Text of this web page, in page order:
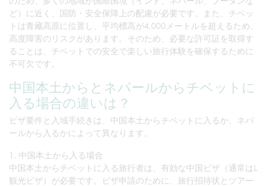
ど）に近く、国防・安全保障上の配慮が必要です。また、チベッ
トは青藏高原に位置し、平均標高が4,000メートルを超えるため、
高度障害のリスクがあります。そのため、必要な許可証を取得す
ることは、チベットでの安全で楽しい旅行体験を確保するために
不可欠です。
中国本土からとネパールからチベットに
入る場合の違いは？
ビザ要件と入域手続きは、中国本土からチベットに入るか、ネパ
ールから入るかによって異なります。
1. 中国本土から入る場合
中国本土からチベットに入る旅行者は、有効な中国ビザ（通常はL
観光ビザ）が必要です。ビザ申請のために、旅行招待状とツアー